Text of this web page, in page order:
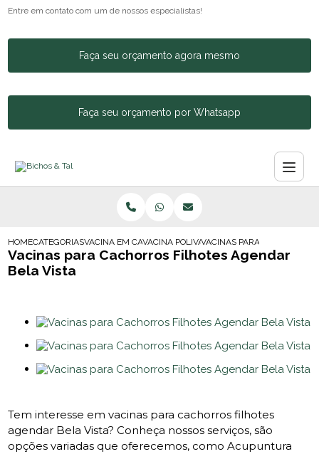
Entre em contato com um de nossos especialistas!
Faça seu orçamento agora mesmo
Faça seu orçamento por Whatsapp
HOMECATEGORIASVACINA EM CACHORROSVACINA POLIVALENTE CACHORRO
VACINAS PARA CACHORROS
Vacinas para Cachorros Filhotes Agendar
Bela Vista
Tem interesse em vacinas para cachorros filhotes
agendar Bela Vista? Conheça nossos serviços, são
opções variadas que oferecemos, como Acupuntura